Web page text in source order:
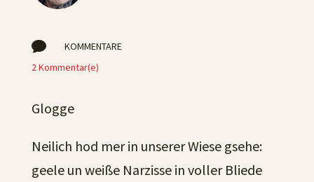

KOMMENTARE
2 Kommentar(e)
Glogge
Neilich hod mer in unserer Wiese gsehe:
geele un weiße Narzisse in voller Bliede